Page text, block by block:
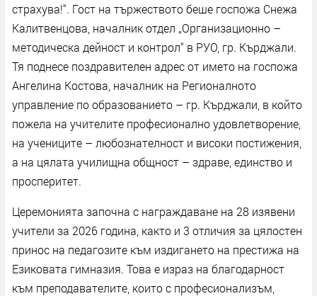
страхува!“. Гост на тържеството беше госпожа Снежа
Калитвенцова, началник отдел „Организационно –
методическа дейност и контрол“ в РУО, гр. Кърджали.
Тя поднесе поздравителен адрес от името на госпожа
Ангелина Костова, началник на Регионалното
управление по образованието – гр. Кърджали, в който
пожела на учителите професионално удовлетворение,
на учениците – любознателност и високи постижения,
а на цялата училищна общност – здраве, единство и
просперитет.
Церемонията започна с награждаване на 28 изявени
учители за 2026 година, както и 3 отличия за цялостен
принос на педагозите към издигането на престижа на
Езиковата гимназия. Това е израз на благодарност
към преподавателите, които с професионализъм,